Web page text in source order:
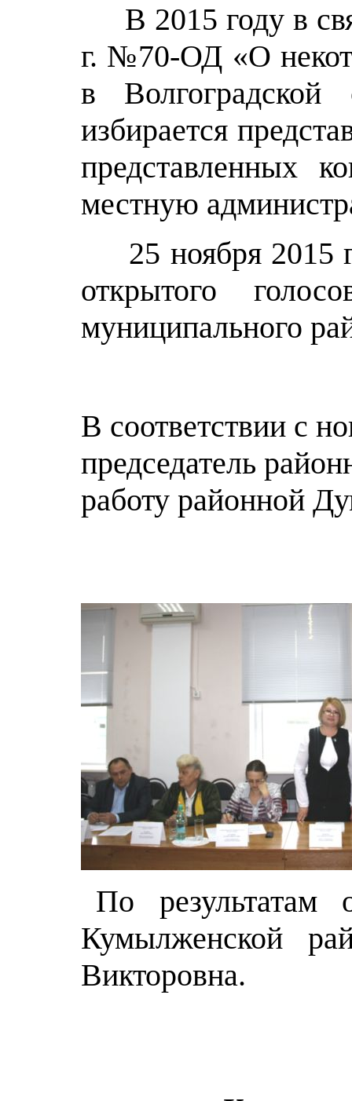
В 2015 году в
г. №70-ОД «О
в Волгоградской
избирается
представленных
местную
25 ноября 2015
открытого
муниципального
В соответствии с
председатель
работу районной
По результатам
Кумылженской
Викторовна.